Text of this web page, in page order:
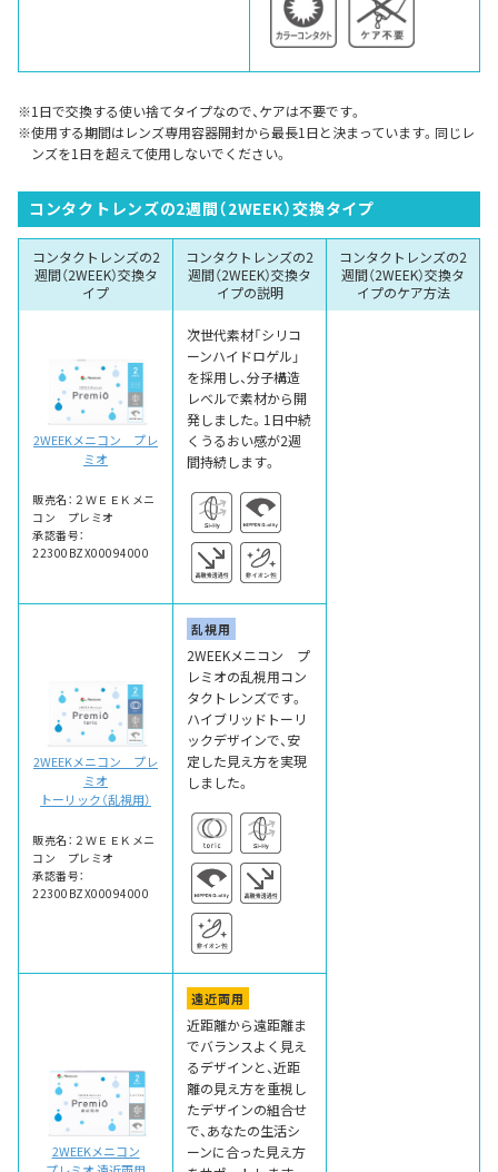
1日で交換する使い捨てタイプなので、ケアは不要です。
使用する期間はレンズ専用容器開封から最長1日と決まっています。同じレ
ンズを1日を超えて使用しないでください。
コンタクトレンズの2週間（2WEEK）交換タイプ
コンタクトレンズの2
週間（2WEEK）交換タ
イプ
コンタクトレンズの2
週間（2WEEK）交換タ
イプの説明
コンタクトレンズの2
週間（2WEEK）交換タ
イプのケア方法
2WEEKメニコン プレ
ミオ
販売名：２ＷＥＥＫメニ
コン プレミオ
承認番号：
22300BZX00094000
次世代素材「シリコ
ーンハイドロゲル」
を採用し、分子構造
レベルで素材から開
発しました。1日中続
くうるおい感が2週
間持続します。
2WEEKメニコン プレ
ミオ
トーリック（乱視用）
販売名：２ＷＥＥＫメニ
コン プレミオ
承認番号：
22300BZX00094000
乱視用
2WEEKメニコン プ
レミオの乱視用コン
タクトレンズです。
ハイブリッドトーリ
ックデザインで、安
定した見え方を実現
しました。
2WEEKメニコン
遠近両用
近距離から遠距離ま
でバランスよく見え
るデザインと、近距
離の見え方を重視し
たデザインの組合せ
で、あなたの生活シ
ーンに合った見え方